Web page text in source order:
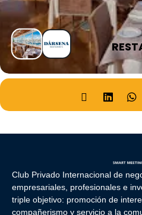
Club Privado Internacional de
empresariales, profesionales e
triple objetivo: promoción de
compañerismo y servicio a la